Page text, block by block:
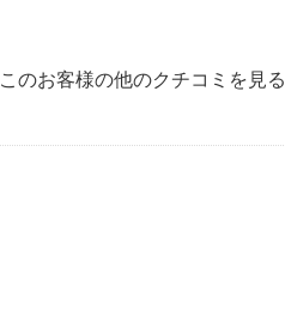
このお客様の他のクチコミを見る